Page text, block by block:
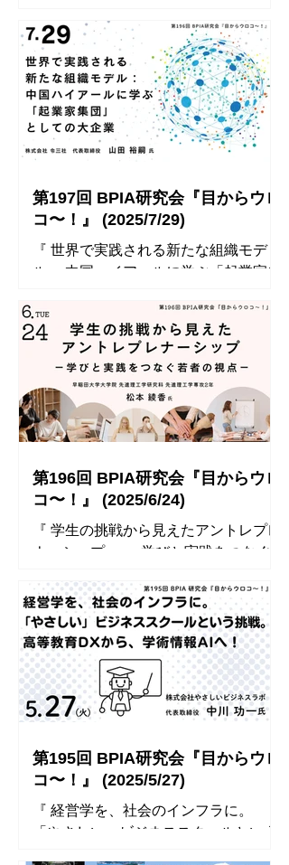
レポート ◾️ 参加者のコメント ⚫︎ 海の中
の火山について日頃考えたこともほと
んど無いため、とても興味深く講演を
聞かせていただきました。日常のネッ
ト性格...
第197回 BPIA研究会『目からウロ
コ〜！』 (2025/7/29)
『 世界で実践される新たな組織モデ
ル： 中国ハイアールに学ぶ「起業家集
社 令三社 代表取締役 山田 裕嗣 氏
◾️ 開催レポート ◾️ 参加者のコメント ⚫︎
「ME」や組織モデルの話を聞きなが
ら、最初は“型”として理解しようとし
てい...
第196回 BPIA研究会『目からウロ
コ〜！』 (2025/6/24)
『 学生の挑戦から見えたアントレプレ
ナーシップ －学びと実践をつなぐ
学院 先進理工学研究科 先進理工学専
攻2年 松本 綾香 氏 ◾️ 開催レポート ◾️ 参
加者のコメント ⚫︎...
第195回 BPIA研究会『目からウロ
コ〜！』 (2025/5/27)
『 経営学を、社会のインフラに。
「やさしい」ビジネススクールという